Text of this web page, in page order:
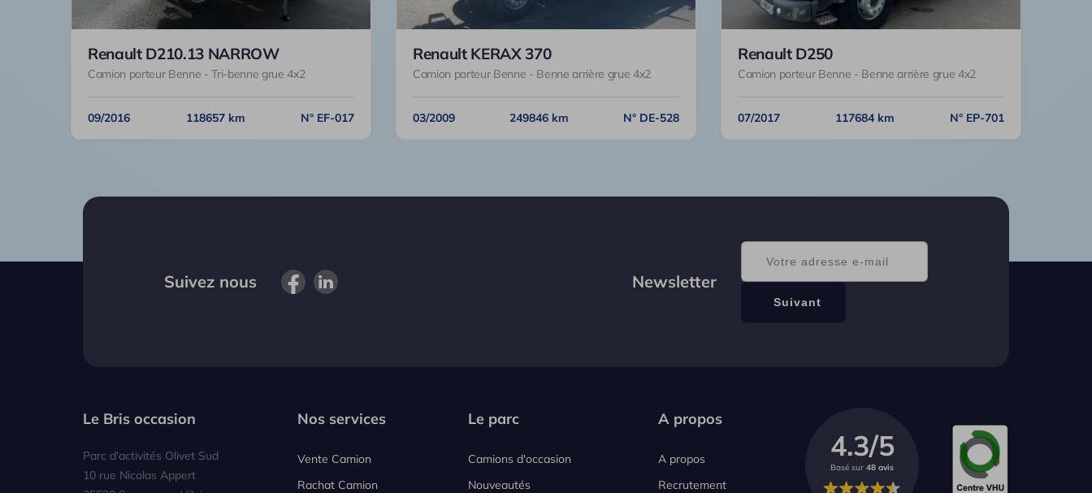
Renault D210.13 NARROW
Camion porteur Benne - Tri-benne grue 4x2
09/2016 118657 km N° EF-017
Renault KERAX 370
Camion porteur Benne - Benne arrière grue 4x2
03/2009 249846 km N° DE-528
Renault D250
Camion porteur Benne - Benne arrière grue 4x2
07/2017 117684 km N° EP-701
Suivez nous Newsletter
Le Bris occasion
Parc d'activités Olivet Sud
10 rue Nicolas Appert
Nos services
Vente Camion
Rachat Camion
Le parc
Camions d'occasion
Nouveautés
A propos
A propos
Recrutement
4.3/5
Basé sur 48 avis